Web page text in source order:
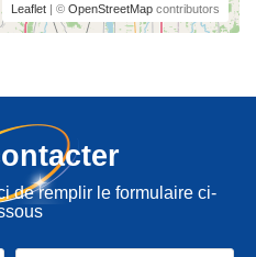
Leaflet | © OpenStreetMap contributors
de remplir le formulaire ci-